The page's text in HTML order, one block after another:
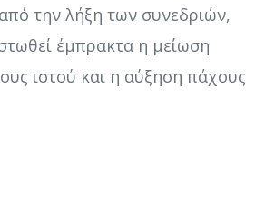
την λήξη των συνεδριών,
έμπρακτα η μείωση
ιστού και η αύξηση πάχους